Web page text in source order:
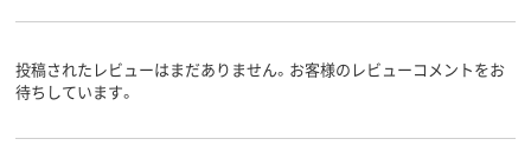
投稿されたレビューはまだありません。お客様のレビューコメントをお
待ちしています。